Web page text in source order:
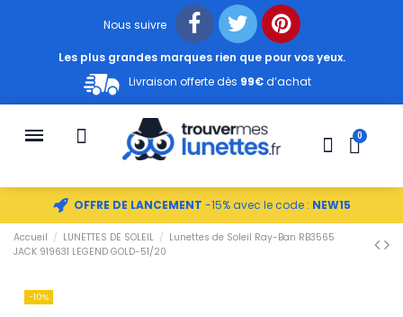
Nous suivre
Les plus grandes marques rien que pour vos yeux.
Livraison offerte dès 99€d’achat
OFFRE DE LANCEMENT -15% avec le code : NEW15
Accueil LUNETTES DE SOLEIL
Lunettes de Soleil Ray-Ban RB3565
JACK 919631 LEGEND GOLD-51/20
-10%